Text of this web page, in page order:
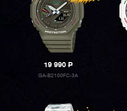
19 990P
GA-B2100FC-3A